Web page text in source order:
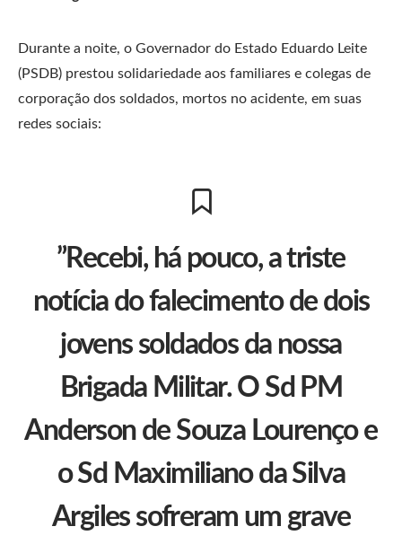
Durante a noite, o Governador do Estado Eduardo Leite
(PSDB) prestou solidariedade aos familiares e colegas de
corporação dos soldados, mortos no acidente, em suas
redes sociais:
”Recebi, há pouco, a triste
notícia do falecimento de dois
jovens soldados da nossa
Brigada Militar. O Sd PM
Anderson de Souza Lourenço e
o Sd Maximiliano da Silva
Argiles sofreram um grave